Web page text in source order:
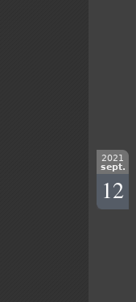
2021
sept.
12